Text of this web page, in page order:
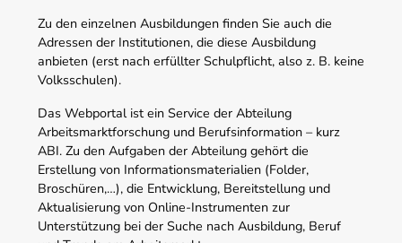
Zu den einzelnen Ausbildungen finden Sie auch die
Adressen der Institutionen, die diese Ausbildung
anbieten (erst nach erfüllter Schulpflicht, also z. B. keine
Volksschulen).
Das Webportal ist ein Service der Abteilung
Arbeitsmarktforschung und Berufsinformation – kurz
ABI. Zu den Aufgaben der Abteilung gehört die
Erstellung von Informationsmaterialien (Folder,
Broschüren,…), die Entwicklung, Bereitstellung und
Aktualisierung von Online-Instrumenten zur
Unterstützung bei der Suche nach Ausbildung, Beruf